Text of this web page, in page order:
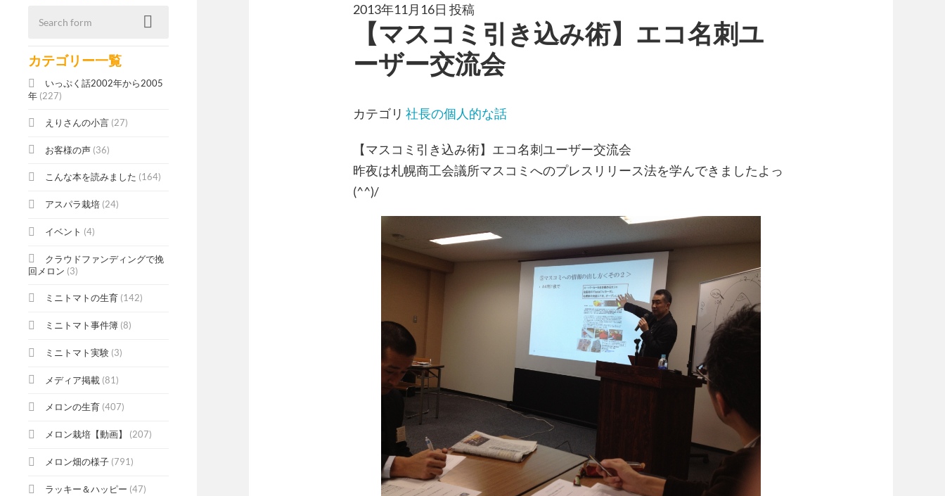
カテゴリー一覧
いっぷく話2002年から2005
年 (227)
えりさんの小言 (27)
お客様の声 (36)
こんな本を読みました (164)
アスパラ栽培 (24)
イベント (4)
クラウドファンディングで挽
回メロン (3)
ミニトマトの生育 (142)
ミニトマト事件簿 (8)
ミニトマト実験 (3)
メディア掲載 (81)
メロンの生育 (407)
メロン栽培【動画】 (207)
メロン畑の様子 (791)
ラッキー＆ハッピー (47)
2013年11月16日 投稿
【マスコミ引き込み術】エコ名刺ユ
ーザー交流会
カテゴリ 社長の個人的な話
【マスコミ引き込み術】エコ名刺ユーザー交流会
昨夜は札幌商工会議所マスコミへのプレスリリース法を学んできましたよっ
(^^)/